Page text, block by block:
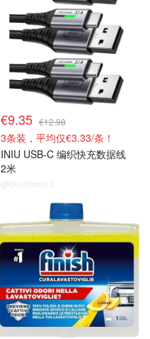
€9.35 €12.98
3条装，平均仅€3.33/条！
INIU USB-C 编织快充数据线
2米
@dealmoon.it